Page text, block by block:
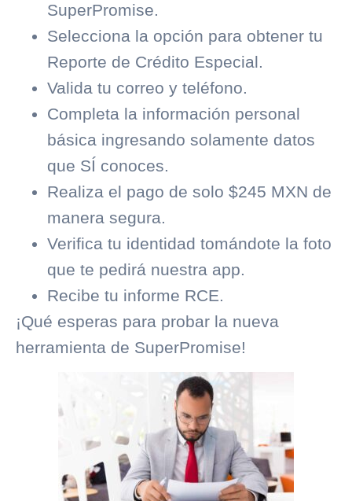
SuperPromise.
Selecciona la opción para obtener tu
Reporte de Crédito Especial.
Valida tu correo y teléfono.
Completa la información personal
básica ingresando solamente datos
que SÍ conoces.
Realiza el pago de solo $245 MXN de
manera segura.
Verifica tu identidad tomándote la foto
que te pedirá nuestra app.
Recibe tu informe RCE.
¡Qué esperas para probar la nueva
herramienta de SuperPromise!